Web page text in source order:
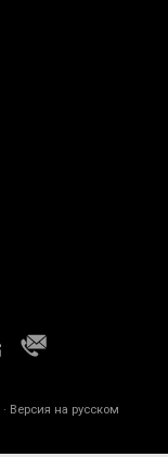
· Версия на русском